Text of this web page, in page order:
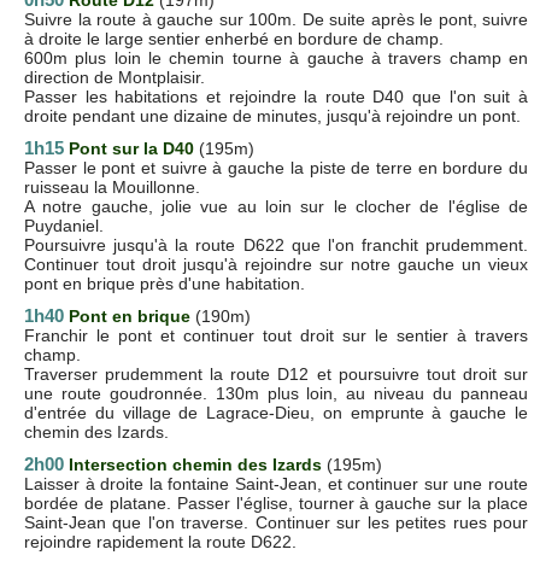
Suivre la route à gauche sur 100m. De suite après le pont, suivre
à droite le large sentier enherbé en bordure de champ.
600m plus loin le chemin tourne à gauche à travers champ en
direction de Montplaisir.
Passer les habitations et rejoindre la route D40 que l'on suit à
droite pendant une dizaine de minutes, jusqu'à rejoindre un pont.
1h15 Pont sur la D40 (195m)
Passer le pont et suivre à gauche la piste de terre en bordure du
ruisseau la Mouillonne.
A notre gauche, jolie vue au loin sur le clocher de l'église de
Puydaniel.
Poursuivre jusqu'à la route D622 que l'on franchit prudemment.
Continuer tout droit jusqu'à rejoindre sur notre gauche un vieux
pont en brique près d'une habitation.
1h40 Pont en brique (190m)
Franchir le pont et continuer tout droit sur le sentier à travers
champ.
Traverser prudemment la route D12 et poursuivre tout droit sur
une route goudronnée. 130m plus loin, au niveau du panneau
d'entrée du village de Lagrace-Dieu, on emprunte à gauche le
chemin des Izards.
2h00 Intersection chemin des Izards (195m)
Laisser à droite la fontaine Saint-Jean, et continuer sur une route
bordée de platane. Passer l'église, tourner à gauche sur la place
Saint-Jean que l'on traverse. Continuer sur les petites rues pour
rejoindre rapidement la route D622.